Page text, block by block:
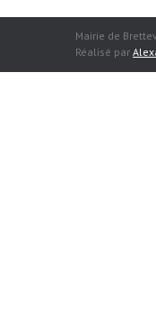
Mairie de
Réalisé par